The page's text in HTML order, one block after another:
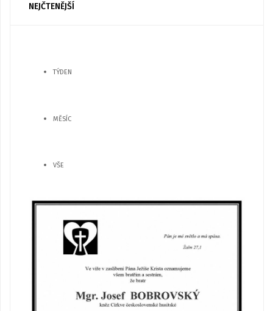
NEJČTENĚJŠÍ
TÝDEN
MĚSÍC
VŠE